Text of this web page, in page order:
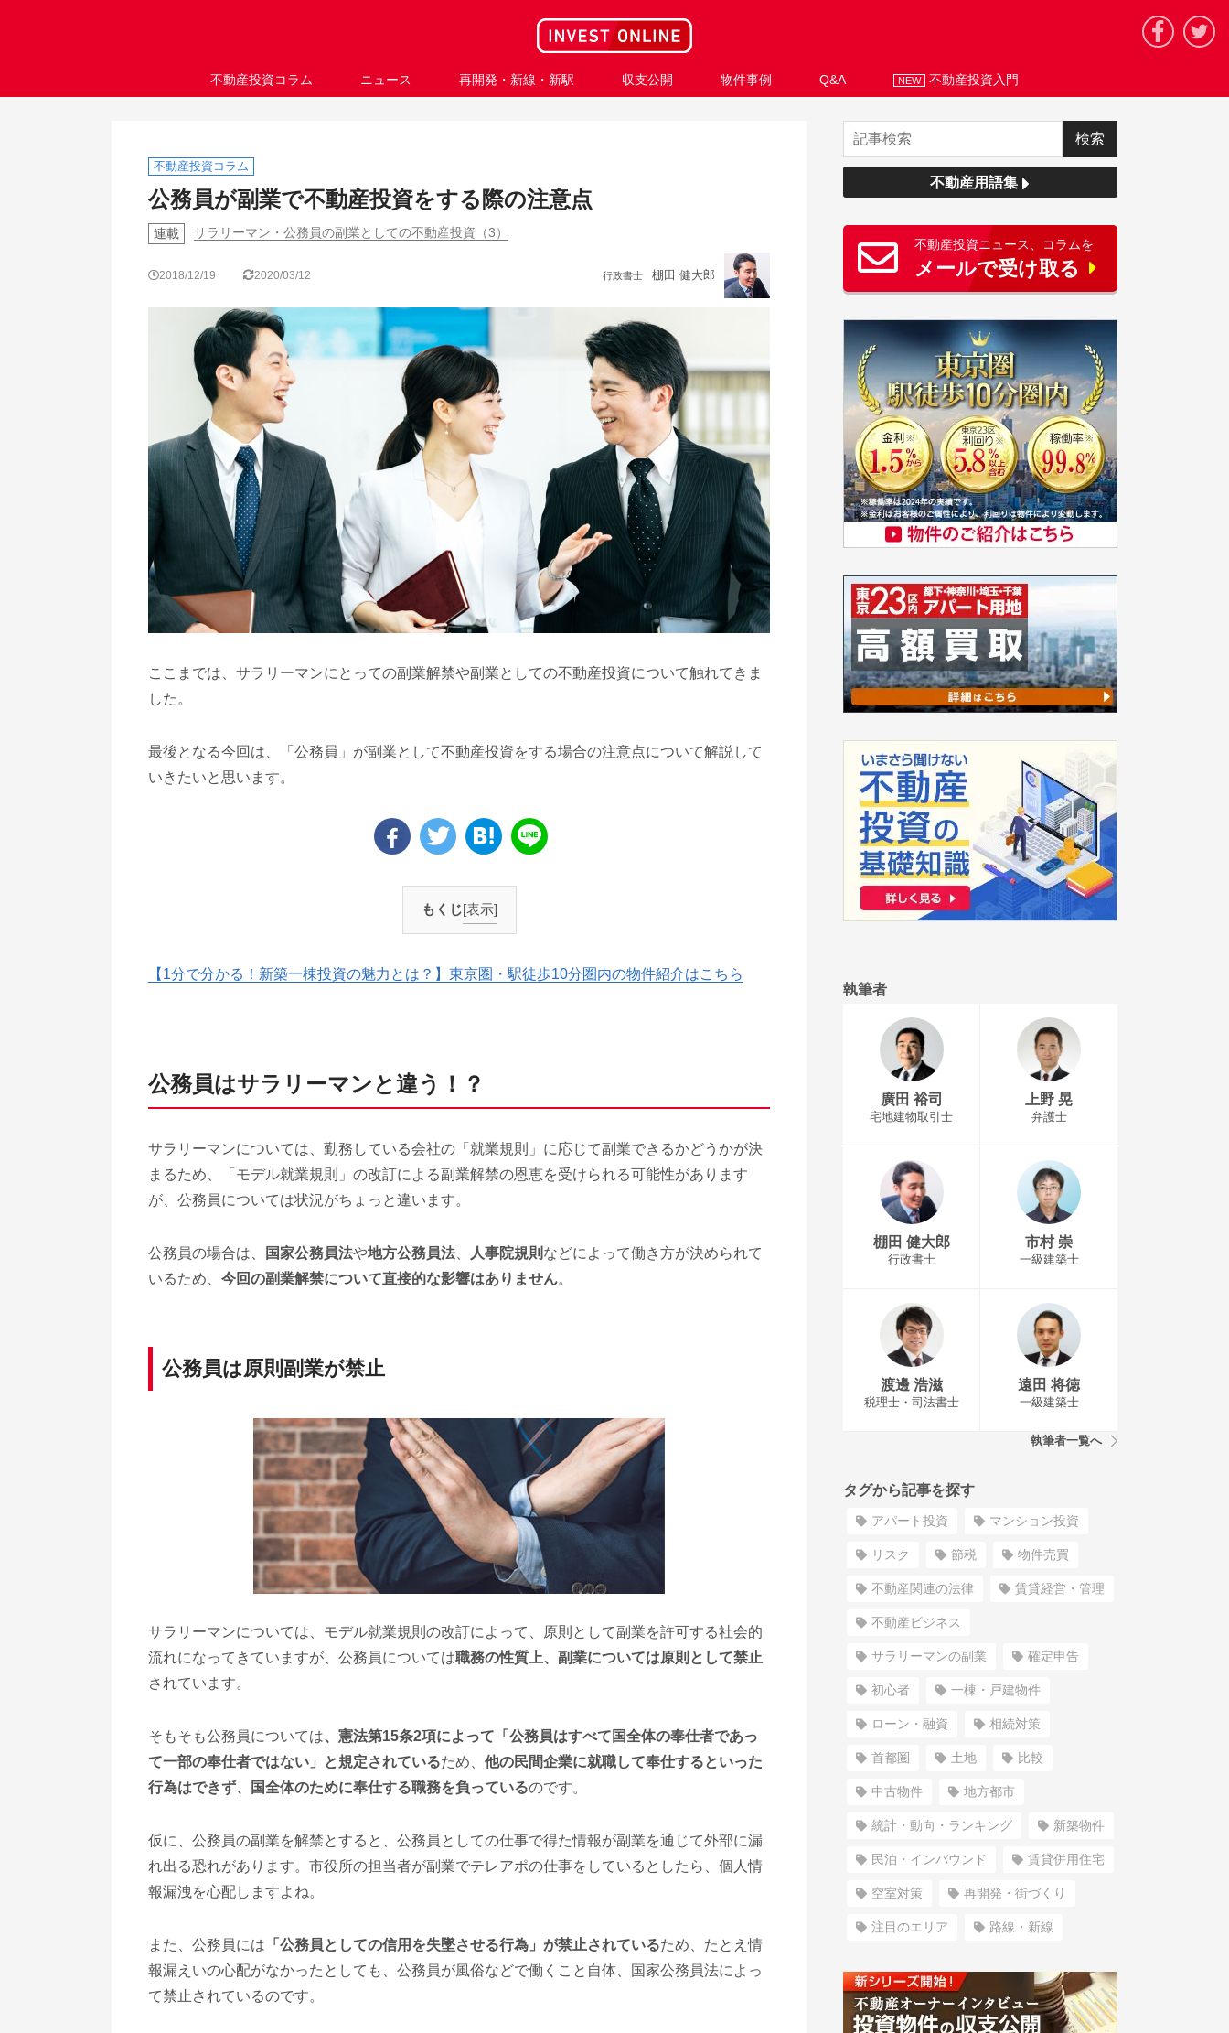
不動産投資コラム ニュース 再開発・新線・新駅 収支公開 物件事例 Q&A NEW 不動産投資入門
不動産投資コラム
公務員が副業で不動産投資をする際の注意点
連載 サラリーマン・公務員の副業としての不動産投資（3）
2018/12/19 2020/03/12 行政書士 棚田 健大郎
ここまでは、サラリーマンにとっての副業解禁や副業としての不動産投資について触れてきま
した。
最後となる今回は、「公務員」が副業として不動産投資をする場合の注意点について解説して
いきたいと思います。
もくじ[表示]
【1分で分かる！新築一棟投資の魅力とは？】東京圏・駅徒歩10分圏内の物件紹介はこちら
公務員はサラリーマンと違う！？
サラリーマンについては、勤務している会社の「就業規則」に応じて副業できるかどうかが決
まるため、「モデル就業規則」の改訂による副業解禁の恩恵を受けられる可能性があります
が、公務員については状況がちょっと違います。
公務員の場合は、 国家公務員法や地方公務員法 人事院規則 などによって働き方が決められて
いるため、 今回の副業解禁について直接的な影響はありません。
公務員は原則副業が禁止
サラリーマンについては、モデル就業規則の改訂によって、原則として副業を許可する社会的
流れになってきていますが、公務員については職務の性質上、副業については原則として禁止
されています。
そもそも公務員については、憲法第15条2項によって「公務員はすべて国全体の奉仕者であっ
て一部の奉仕者ではない」と規定されているため、 他の民間企業に就職して奉仕するといった
行為はできず、国全体のために奉仕する職務を負っているのです。
仮に、公務員の副業を解禁とすると、公務員としての仕事で得た情報が副業を通じて外部に漏
れ出る恐れがあります。市役所の担当者が副業でテレアポの仕事をしているとしたら、個人情
報漏洩を心配しますよね。
また、公務員には 「公務員としての信用を失墜させる行為」が禁止されているため、たとえ情
報漏えいの心配がなかったとしても、公務員が風俗などで働くこと自体、国家公務員法によっ
て禁止されているのです。
不動産用語集
不動産投資ニュース、コラムを
メールで受け取る
執筆者
廣田 裕司
宅地建物取引士
上野 晃
弁護士
棚田 健大郎
行政書士
市村 崇
一級建築士
渡邊 浩滋
税理士・司法書士
遠田 将徳
一級建築士
執筆者一覧へ
タグから記事を探す
アパート投資 マンション投資
リスク 節税 物件売買
不動産関連の法律 賃貸経営・管理
不動産ビジネス
サラリーマンの副業 確定申告
初心者 一棟・戸建物件
ローン・融資 相続対策
首都圏 土地 比較
中古物件 地方都市
統計・動向・ランキング 新築物件
民泊・インバウンド 賃貸併用住宅
空室対策 再開発・街づくり
注目のエリア 路線・新線